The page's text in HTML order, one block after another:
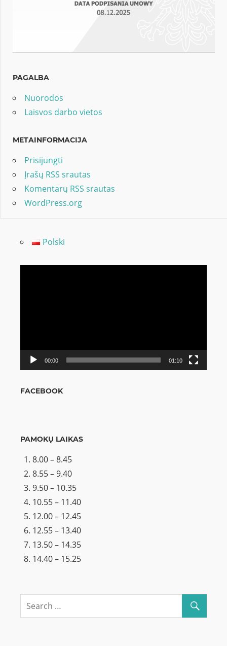
PAGALBA
Nuorodos
Laisvos darbo vietos
METAINFORMACIJA
Prisijungti
Įrašų RSS srautas
Komentarų RSS srautas
WordPress.org
Polski
00:00 01:10
FACEBOOK
PAMOKŲ LAIKAS
8.00 – 8.45
8.55 – 9.40
9.50 – 10.35
10.55 – 11.40
12.00 – 12.45
12.55 – 13.40
13.50 – 14.35
14.40 – 15.25